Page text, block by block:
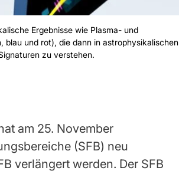
Ergebnisse wie Plasma- und
und rot), die dann in astrophysikalischen
zu verstehen.
am 25. November
(SFB) neu
verlängert werden. Der SFB